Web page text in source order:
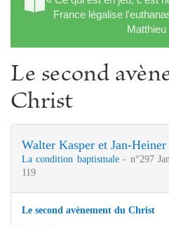
France légalise
Matthieu
Le second
Christ
Walter Kasper et Jan-
La condition baptismale- n°297
119
Le second avènement du Christ